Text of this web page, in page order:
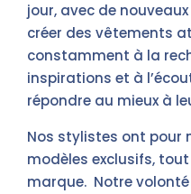
jour, avec de
créer des vêtements
constamment à la
inspirations et à
répondre au mieux à
Nos stylistes ont pour
modèles exclusifs,
marque. Notre